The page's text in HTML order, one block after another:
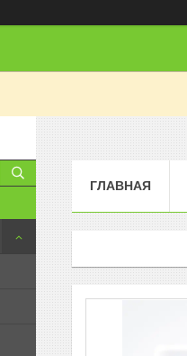
ГЛАВНАЯ